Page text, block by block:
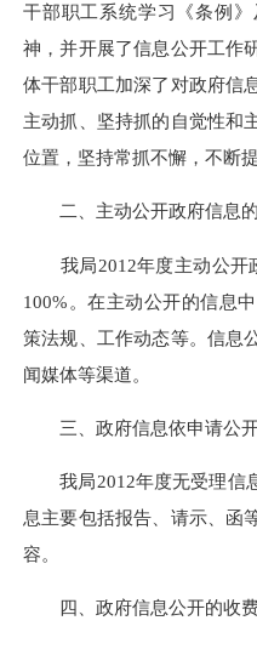
干部职工系统学习《条例
神，并开展了信息公开工作
体干部职工加深了对政府信
主动抓、坚持抓的自觉性和
位置，坚持常抓不懈，不断
二、主动公开政府信息的
我局2012年度主动公开
100%。在主动公开的信息
策法规、工作动态等。信息
闻媒体等渠道。
三、政府信息依申请公开
我局2012年度无受理信
息主要包括报告、请示、函
容。
四、政府信息公开的收费